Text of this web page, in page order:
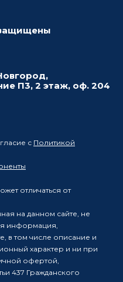
П3, 2 этаж, оф. 204
с Политикой
отличаться от
на данном сайте, не
информация,
в том числе описание и
характер и ни при
офертой,
437 Гражданского